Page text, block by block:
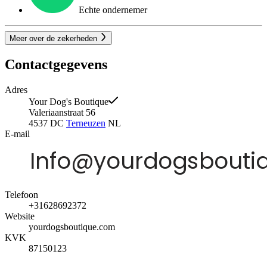
Echte ondernemer
Meer over de zekerheden
Contactgegevens
Adres
Your Dog's Boutique
Valeriaanstraat 56
4537 DC Terneuzen NL
E-mail
Telefoon
+31628692372
Website
yourdogsboutique.com
KVK
87150123